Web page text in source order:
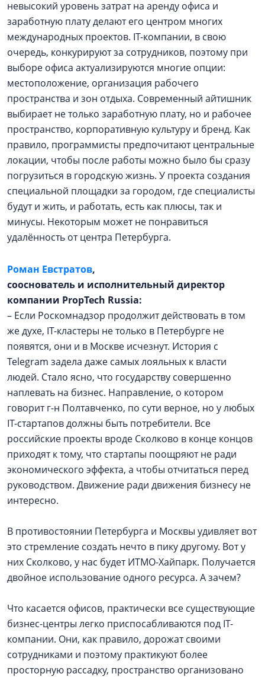
невысокий уровень затрат на аренду офиса и
заработную плату делают его центром многих
международных проектов. IT-компании, в свою
очередь, конкурируют за сотрудников, поэтому при
выборе офиса актуализируются многие опции:
местоположение, организация рабочего
пространства и зон отдыха. Современный айтишник
выбирает не только заработную плату, но и рабочее
пространство, корпоративную культуру и бренд. Как
правило, программисты предпочитают центральные
локации, чтобы после работы можно было бы сразу
погрузиться в городскую жизнь. У проекта создания
специальной площадки за городом, где специалисты
будут и жить, и работать, есть как плюсы, так и
минусы. Некоторым может не понравиться
удалённость от центра Петербурга.
Роман Евстратов,
сооснователь и исполнительный директор
компании PropTech Russia:
– Если Роскомнадзор продолжит действовать в том
же духе, IT-кластеры не только в Петербурге не
появятся, они и в Москве исчезнут. История с
Telegram задела даже самых лояльных к власти
людей. Стало ясно, что государству совершенно
наплевать на бизнес. Направление, о котором
говорит г-н Полтавченко, по сути верное, но у любых
IT-стартапов должны быть потребители. Все
российские проекты вроде Сколково в конце концов
приходят к тому, что стартапы поощряют не ради
экономического эффекта, а чтобы отчитаться перед
руководством. Движение ради движения бизнесу не
интересно.
В противостоянии Петербурга и Москвы удивляет вот
это стремление создать нечто в пику другому. Вот у
них Сколково, у нас будет ИТМО-Хайпарк. Получается
двойное использование одного ресурса. А зачем?
Что касается офисов, практически все существующие
бизнес-центры легко приспосабливаются под IT-
компании. Они, как правило, дорожат своими
сотрудниками и поэтому практикуют более
просторную рассадку, пространство организовано